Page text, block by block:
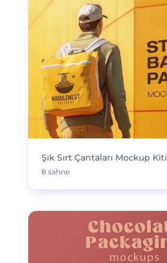
Şık Sırt Çantaları Mockup Kiti
8 sahne